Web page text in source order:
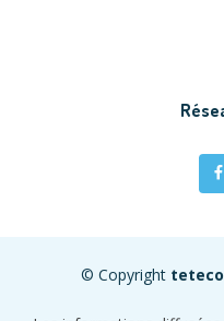
© Copyright